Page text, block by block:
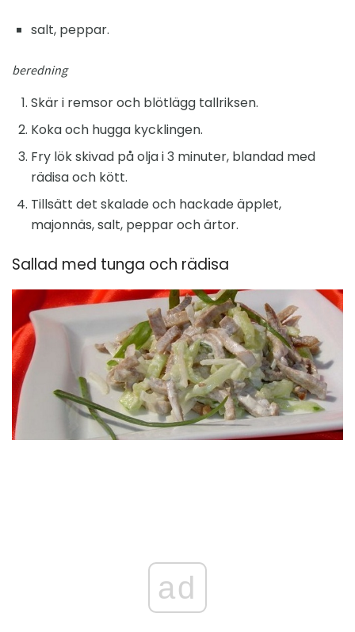
salt, peppar.
beredning
Skär i remsor och blötlägg tallriksen.
Koka och hugga kycklingen.
Fry lök skivad på olja i 3 minuter, blandad med
rädisa och kött.
Tillsätt det skalade och hackade äpplet,
majonnäs, salt, peppar och ärtor.
Sallad med tunga och rädisa
ad